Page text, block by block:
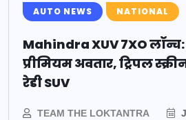
AUTO NEWS NATIONAL
Mahindra XUV 7XO
प्रीमियम अवतार, ट्रिपल
रेडी SUV
TEAM THE LOKTANTRA